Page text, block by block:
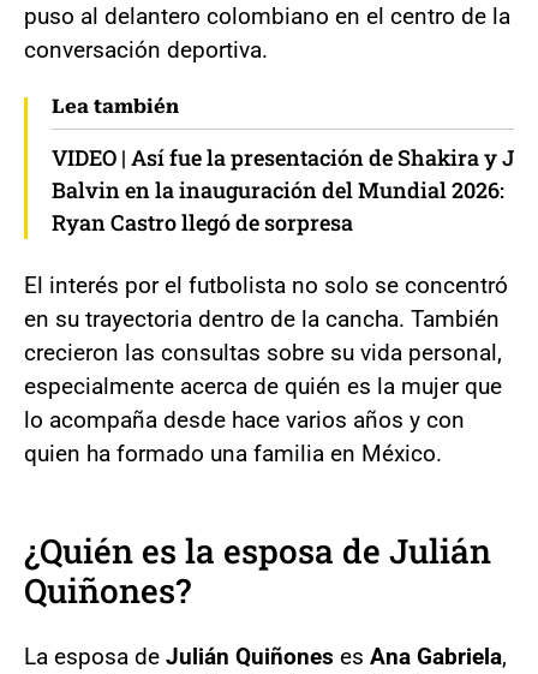
puso al delantero colombiano en el centro de la
conversación deportiva.
Lea también
VIDEO | Así fue la presentación de Shakira y J
Balvin en la inauguración del Mundial 2026:
Ryan Castro llegó de sorpresa
El interés por el futbolista no solo se concentró
en su trayectoria dentro de la cancha. También
crecieron las consultas sobre su vida personal,
especialmente acerca de quién es la mujer que
lo acompaña desde hace varios años y con
quien ha formado una familia en México.
¿Quién es la esposa de Julián
Quiñones?
La esposa de Julián Quiñones es Ana Gabriela,